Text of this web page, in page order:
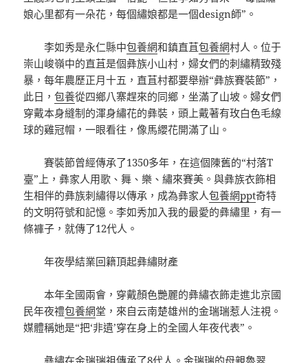
娘心里都有一朵花，每個繡娘都是一個design師”。
李如秀是永仁縣中包養網和鎮直苴包養網村人。位于
崇山峻嶺中的直苴是個彝族小山村，婦女們的刺繡精致殘
暴，每年農歷正月十五，直苴村都要舉辦“彝族賽裝節”，
此日，包養從四鄉八寨趕來的同鄉，坐滿了山坡。婦女們
穿戴本身縫制的渾身繡花的彝裝，頭上戴著有玫白色毛線
球的雞冠帽，一眼看往，像馬纓花開滿了山。
賽裝節曾經傳承了1350多年，在這個陳舊的“村落T
臺”上，彝家人用歌、舞、樂、繡來賽美。與彝族衣飾相
生相伴的彝族刺繡得以傳承，成為彝家人包養網ppt奇特
的文明符號和記憶。李如秀加入我的最愛的彝繡里，有一
條褲子，就傳了12代人。
年夜學結業回籍頂起彝繡財產
本年全國兩會，穿戴顏色艷麗的彝繡衣飾走進北京國
民年夜禮包養網堂，來自云南楚雄州的金瑞瑞惹人注視。
媒體稱她是“把‘非遺’穿在身上的全國人年夜代表”。